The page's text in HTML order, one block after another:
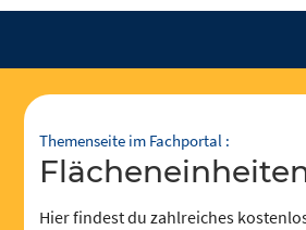
Themenseite im Fachportal :
Hier findest du zahlreiches